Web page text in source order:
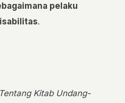
pelaku
.
Kitab Undang-